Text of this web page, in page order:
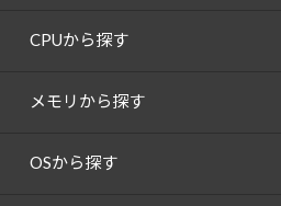
CPUから探す
メモリから探す
OSから探す